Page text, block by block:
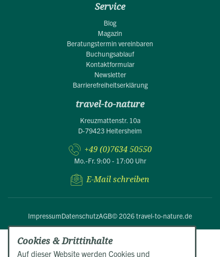
Service
Blog
Magazin
Beratungstermin vereinbaren
Buchungsablauf
Kontaktformular
Newsletter
Barrierefreiheitserklärung
travel-to-nature
Kreuzmattenstr. 10a
D-79423 Heitersheim
+49 (0)7634 50550
Mo.-Fr. 9:00 - 17:00 Uhr
E-Mail schreiben
ImpressumDatenschutzAGB© 2026 travel-to-nature.de
Cookies & Drittinhalte
Auf dieser Website werden Cookies und